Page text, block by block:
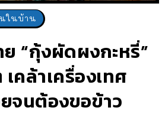
ในบ้าน
“กุ้งผัดผงกะหรี่”
คล้าเครื่องเทศ
จนต้องขอข้าว